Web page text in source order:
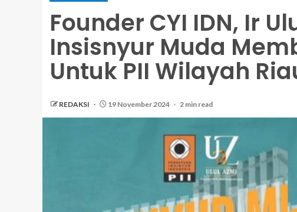
Founder CYI IDN, Ir
Insisnyur Muda
Untuk PII Wilayah
REDAKSI 19 November 2024 2 min read